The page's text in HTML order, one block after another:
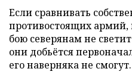
Если сравнивать
противостоящих армий,
бою северянам не
они добьётся
его наверняка не смогут.